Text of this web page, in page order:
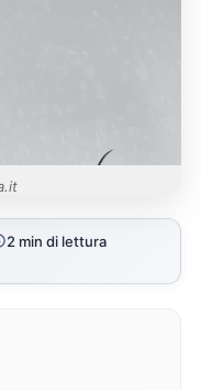
2 min di lettura